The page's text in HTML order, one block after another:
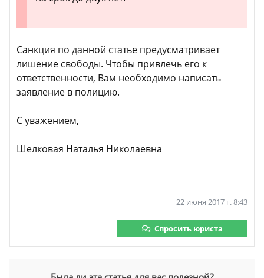
Санкция по данной статье предусматривает
лишение свободы. Чтобы привлечь его к
ответственности, Вам необходимо написать
заявление в полицию.
С уважением,
Шелковая Наталья Николаевна
22 июня 2017 г. 8:43
Спросить юриста